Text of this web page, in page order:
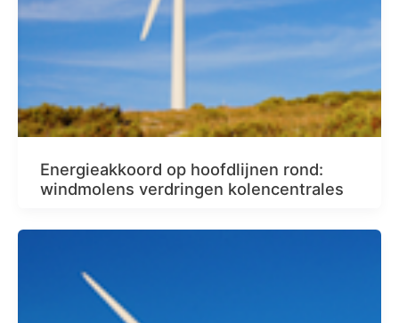
Energieakkoord op hoofdlijnen rond:
windmolens verdringen kolencentrales